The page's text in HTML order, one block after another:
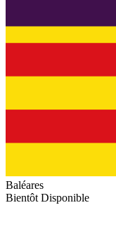
Baléares
Bientôt Disponible